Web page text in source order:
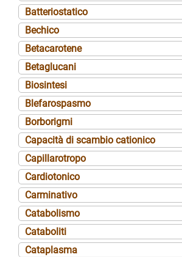
Batteriostatico
Bechico
Betacarotene
Betaglucani
Biosintesi
Blefarospasmo
Borborigmi
Capacità di scambio cationico
Capillarotropo
Cardiotonico
Carminativo
Catabolismo
Cataboliti
Cataplasma